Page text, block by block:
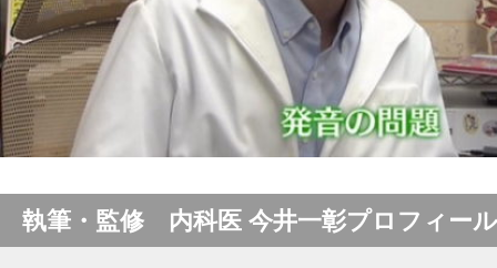
執筆・監修 内科医 今井一彰プロフィール